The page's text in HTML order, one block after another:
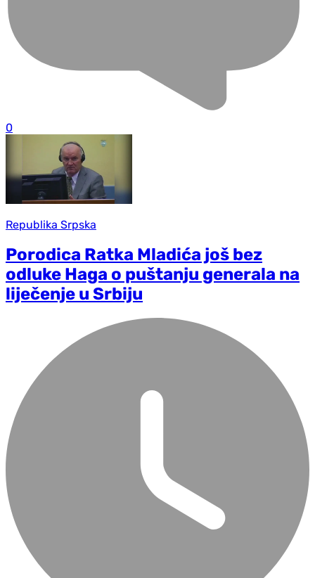
0
Republika Srpska
Porodica Ratka Mladića još bez
odluke Haga o puštanju generala na
liječenje u Srbiju